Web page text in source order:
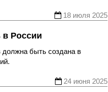
18 июля 2025
России
быть создана в
24 июня 2025